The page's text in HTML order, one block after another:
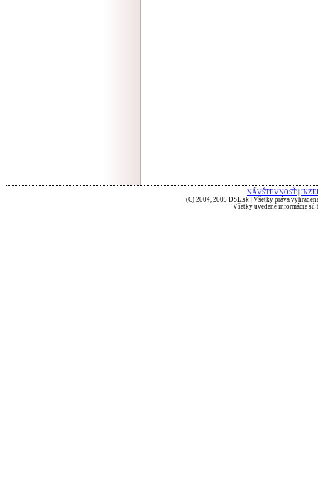
NÁVŠTEVNOSŤ
(C) 2004, 2005 DSL.sk | Všetky práva
Všetky uvedené informácie sú